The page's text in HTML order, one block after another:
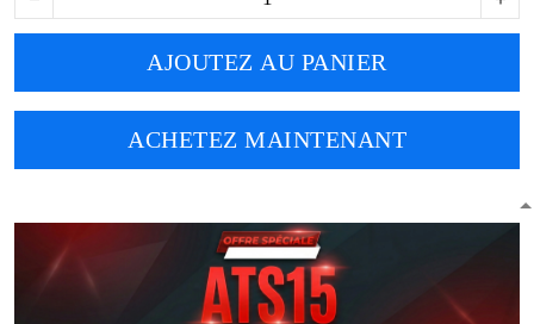
AJOUTEZ AU PANIER
ACHETEZ MAINTENANT